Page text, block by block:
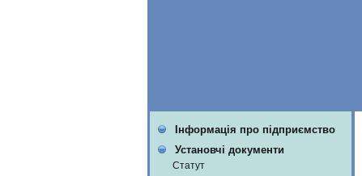
Інформація про підприємство
Установчі документи
Статут